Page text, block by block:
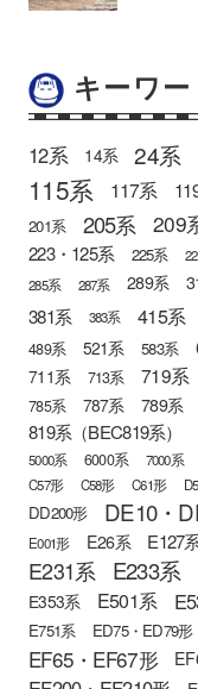
キーワー
12系 14系 24系
115系 117系
201系 205系 209
223・125系 225系
285系
287系 289系
381系 383系 415系
489系 521系 583系
711系 713系 719系
785系 787系 789系
819系（BEC819系）
5000系 6000系 7000系
C57形
C58形 C61形
DD200形 DE10・
E001形 E26系 E127
E231系 E233系
E353系 E501系
E751系 ED75・ED79形
EF65・EF67形